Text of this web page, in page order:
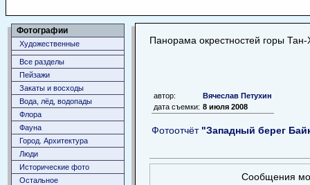
Фотографии
Художественные
Все разделы
Пейзажи
Закаты и восходы
Вода, лёд, водопады
Флора
Фауна
Город. Архитектура
Люди
Исторические фото
Остальное
Панорама окрестностей горы
автор:
Вячеслав Петухин
дата съемки: 8 июля 2008
Фотоотчёт "Западный берег
Сообщения